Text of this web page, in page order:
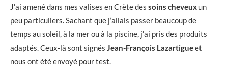
J’ai amené dans mes valises en Crète des soins cheveux un
peu particuliers. Sachant que j’allais passer beaucoup de
temps au soleil, à la mer ou à la piscine, j’ai pris des produits
adaptés. Ceux-là sont signés Jean-François Lazartigueet
nous ont été envoyé pour test.